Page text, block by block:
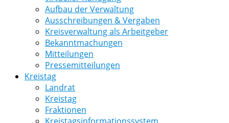
Aufbau der Verwaltung
Ausschreibungen & Vergaben
Kreisverwaltung als Arbeitgeber
Bekanntmachungen
Mitteilungen
Pressemitteilungen
Kreistag
Landrat
Kreistag
Fraktionen